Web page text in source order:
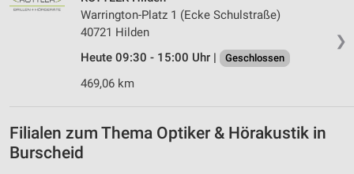
❯
Warrington-Platz 1 (Ecke Schulstraße)
40721 Hilden
Heute 09:30 - 15:00 Uhr |
Geschlossen
469,06 km
Filialen zum Thema Optiker & Hörakustik in
Burscheid